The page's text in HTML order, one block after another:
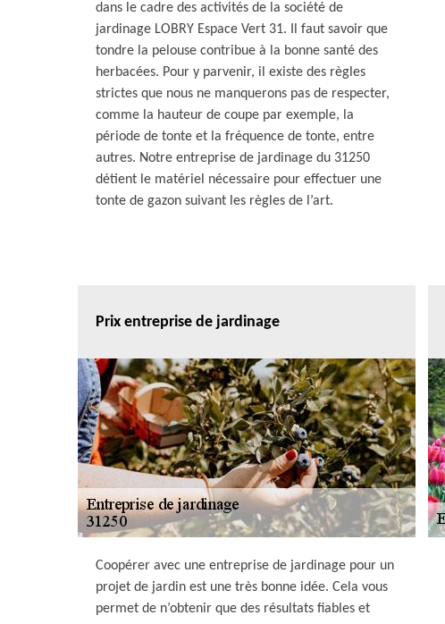
dans le cadre des activités de la société de
jardinage LOBRY Espace Vert 31. Il faut savoir que
tondre la pelouse contribue à la bonne santé des
herbacées. Pour y parvenir, il existe des règles
strictes que nous ne manquerons pas de respecter,
comme la hauteur de coupe par exemple, la
période de tonte et la fréquence de tonte, entre
autres. Notre entreprise de jardinage du 31250
détient le matériel nécessaire pour effectuer une
tonte de gazon suivant les règles de l’art.
Prix entreprise de jardinage
Coopérer avec une entreprise de jardinage pour un
projet de jardin est une très bonne idée. Cela vous
permet de n’obtenir que des résultats fiables et